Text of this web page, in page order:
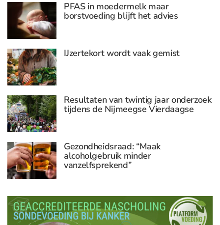
PFAS in moedermelk maar
borstvoeding blijft het advies
IJzertekort wordt vaak gemist
Resultaten van twintig jaar onderzoek
tijdens de Nijmeegse Vierdaagse
Gezondheidsraad: “Maak
alcoholgebruik minder
vanzelfsprekend”